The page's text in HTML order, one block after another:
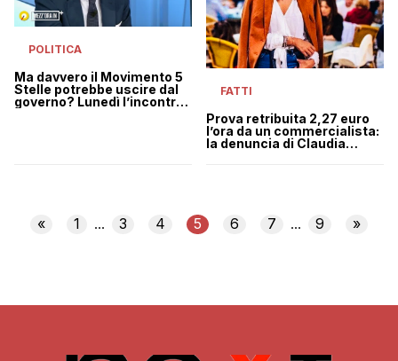
POLITICA
Ma davvero il Movimento 5
Stelle potrebbe uscire dal
governo? Lunedì l’incontro
FATTI
Prova retribuita 2,27 euro
l’ora da un commercialista:
la denuncia di Claudia
« 1 ... 3 4 5 6 7 ... 9 »